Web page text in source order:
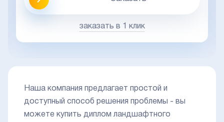
заказать в 1 клик
Наша компания предлагает простой и
доступный способ решения проблемы - вы
можете купить диплом ландшафтного